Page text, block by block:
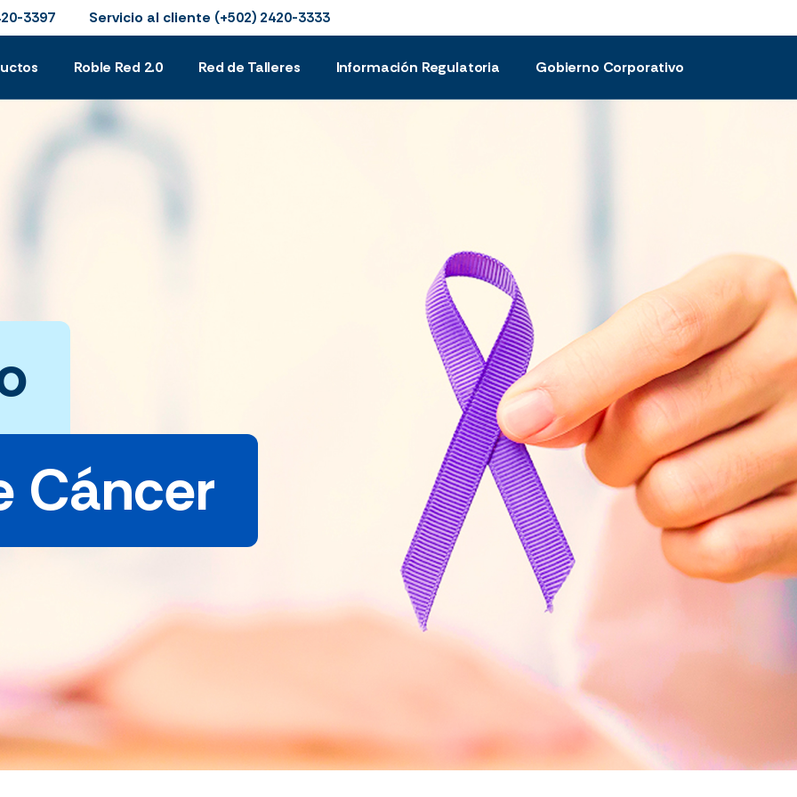
3397 Servicio al cliente (+502) 2420-3333
Roble Red 2.0 Red de Talleres Información Regulatoria Gobierno Corporativo
Cáncer